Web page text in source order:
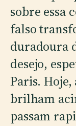
sobre essa
falso
duradoura
desejo,
Paris. Hoje,
brilham
passam